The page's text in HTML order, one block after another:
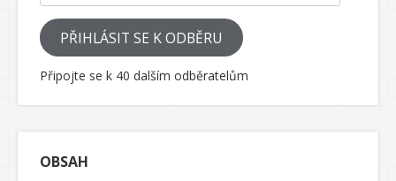
PŘIHLÁSIT SE K ODBĚRU
Připojte se k 40 dalším odběratelům
OBSAH